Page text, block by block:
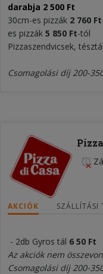
darabja 2 500 Ft
30cm-es pizzák 2 760 Ft
es pizzák 5 850 Ft-tól
Pizzaszendvicsek,
Csomagolási díj 200-
AKCIÓK SZÁLLÍTÁSI
- 2db Gyros tál 6 50 Ft
Az akciók nem
Csomagolási díj 200-